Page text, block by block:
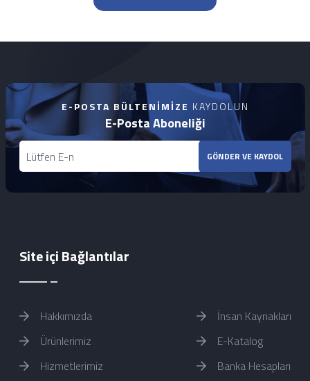
E-POSTA BÜLTENIMIZE KAYDOLUN
E-Posta Aboneliği
GÖNDER VE KAYDOL
Site içi Bağlantılar
Hakkımızda
Ürünlerimiz
Hizmetlerimiz
İnsan Kaynakları
E-Katalog
Banka Hesapları